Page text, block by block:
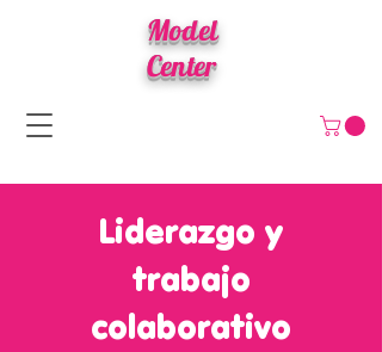
Model
Center
Liderazgo y
trabajo
colaborativo